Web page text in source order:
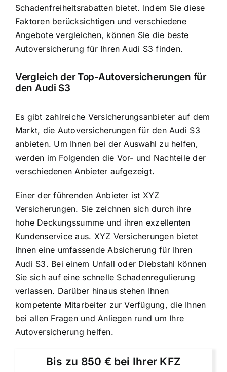
Schadenfreiheitsrabatten bietet. Indem Sie diese
Faktoren berücksichtigen und verschiedene
Angebote vergleichen, können Sie die beste
Autoversicherung für Ihren Audi S3 finden.
Vergleich der Top-Autoversicherungen für
den Audi S3
Es gibt zahlreiche Versicherungsanbieter auf dem
Markt, die Autoversicherungen für den Audi S3
anbieten. Um Ihnen bei der Auswahl zu helfen,
werden im Folgenden die Vor- und Nachteile der
verschiedenen Anbieter aufgezeigt.
Einer der führenden Anbieter ist XYZ
Versicherungen. Sie zeichnen sich durch ihre
hohe Deckungssumme und ihren exzellenten
Kundenservice aus. XYZ Versicherungen bietet
Ihnen eine umfassende Absicherung für Ihren
Audi S3. Bei einem Unfall oder Diebstahl können
Sie sich auf eine schnelle Schadenregulierung
verlassen. Darüber hinaus stehen Ihnen
kompetente Mitarbeiter zur Verfügung, die Ihnen
bei allen Fragen und Anliegen rund um Ihre
Autoversicherung helfen.
Bis zu 850 € bei Ihrer KFZ